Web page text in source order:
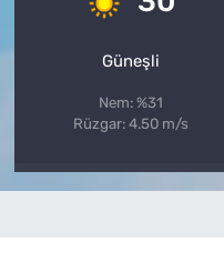
Güneşli
Nem: %31
Rüzgar: 4.50 m/s